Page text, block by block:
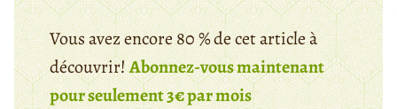
Vous avez encore 80 % de cet article à
découvrir!Abonnez-vous maintenant
pour seulement 3€ par mois